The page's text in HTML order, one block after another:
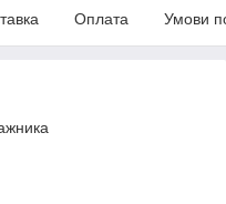
Оплата Умови